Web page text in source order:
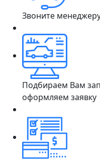
Звоните
Подбираем Вам
оформляем заявку